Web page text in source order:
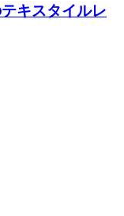
キスタイルレ